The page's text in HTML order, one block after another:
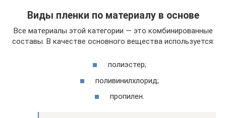
Виды пленки по материалу в основе
Все материалы этой категории — это комбинированные
составы. В качестве основного вещества используется:
полиэстер;
поливинилхлорид;
пропилен.